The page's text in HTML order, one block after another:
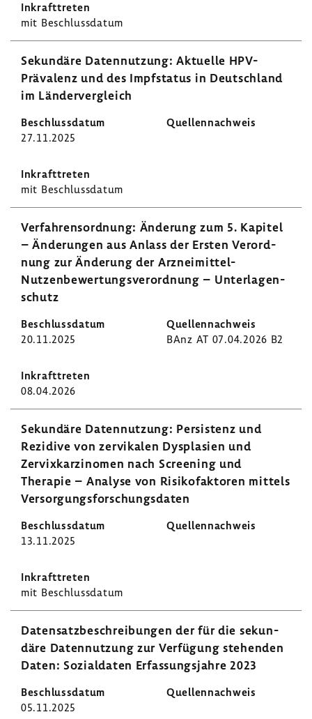
mit Beschluss­datum
Sekun­däre Daten­nut­zung: Aktu­elle HPV-​
Prävalenz und des Impf­status in Deutsch­land
im Länder­ver­gleich
27.11.2025
mit Beschluss­datum
Verfah­rens­ord­nung: Ände­rung zum 5. Kapitel
– Ände­rungen aus Anlass der Ersten Verord­
nung zur Ände­rung der Arzneimittel-​
Nutzenbewertungsverordnung – Unter­la­gen­
schutz
20.11.2025 BAnz AT 07.04.2026 B2
08.04.2026
Sekun­däre Daten­nut­zung: Persis­tenz und
Rezi­dive von zervi­kalen Dyspla­sien und
Zervix­kar­zi­nomen nach Scree­ning und
Therapie – Analyse von Risi­ko­fak­toren mittels
Versor­gungs­for­schungs­daten
13.11.2025
mit Beschluss­datum
Daten­satz­be­schrei­bungen der für die sekun­
däre Daten­nut­zung zur Verfü­gung stehenden
Daten: Sozi­al­daten Erfas­sungs­jahre 2023
05.11.2025